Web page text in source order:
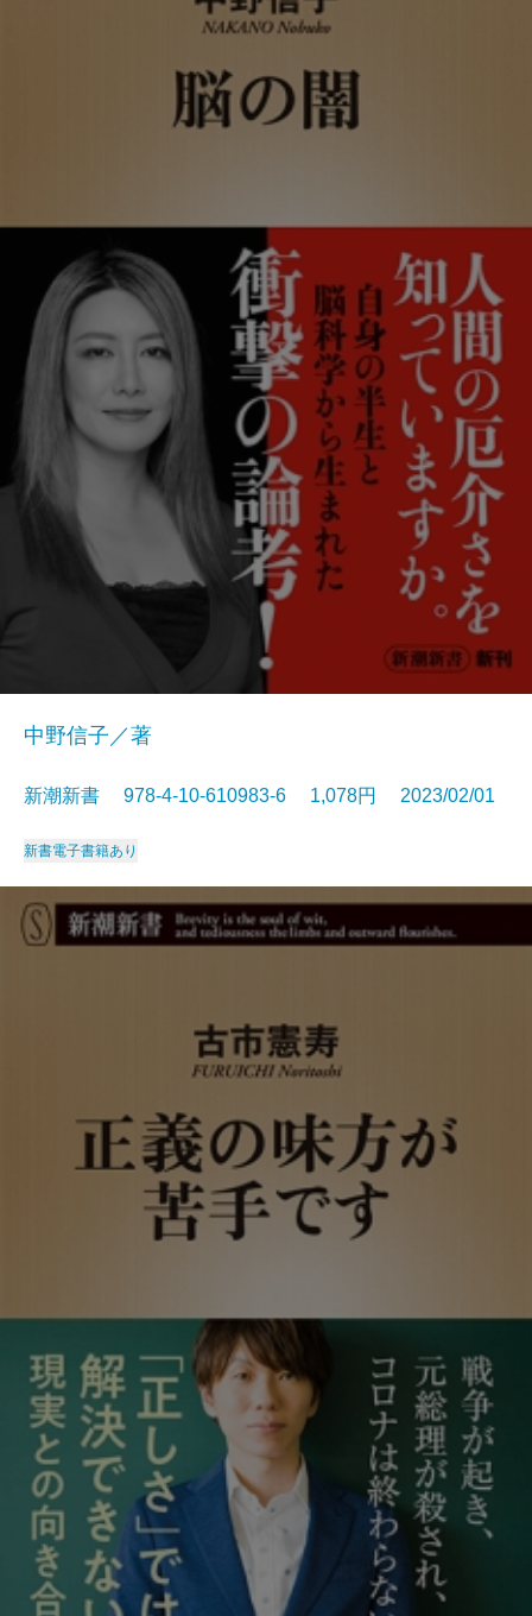
中野信子／著
新潮新書 978-4-10-610983-6 1,078円 2023/02/01
新書電子書籍あり